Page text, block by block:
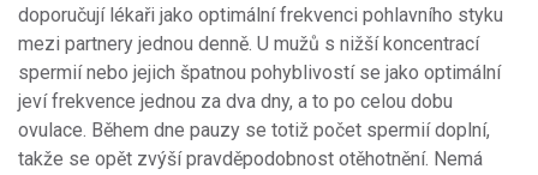
doporučují lékaři jako optimální frekvenci pohlavního styku
mezi partnery jednou denně. U mužů s nižší koncentrací
spermií nebo jejich špatnou pohyblivostí se jako optimální
jeví frekvence jednou za dva dny, a to po celou dobu
ovulace. Během dne pauzy se totiž počet spermií doplní,
takže se opět zvýší pravděpodobnost otěhotnění. Nemá